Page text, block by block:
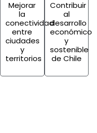
Mejorar
la
conectividad
entre
ciudades
y
territorios
Contribuir
al
desarrollo
económico
y
sostenible
de Chile